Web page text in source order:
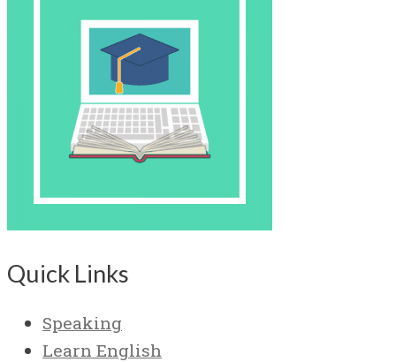
Quick Links
Speaking
Learn English